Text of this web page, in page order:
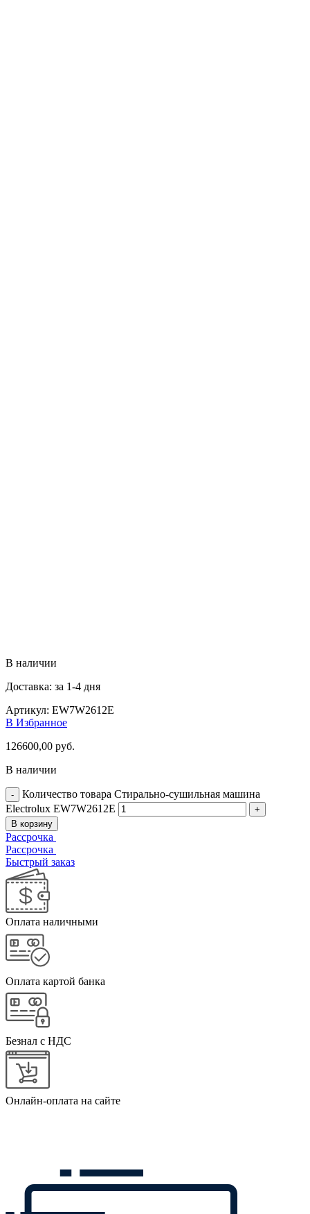
В наличии
Доставка: за 1-4 дня
Артикул: EW7W2612E
В Избранное
126600,00 руб.
В наличии
Количество товара Стирально-сушильная машина
Electrolux EW7W2612E
В корзину
Рассрочка
Рассрочка
Быстрый заказ
Оплата наличными
Оплата картой банка
Безнал с НДС
Онлайн-оплата на сайте